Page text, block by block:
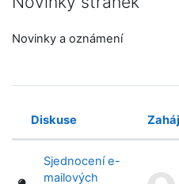
Novinky a oznámení
Seznam diskusí.
Stav
Diskuse
Sjednocení e-
mailových